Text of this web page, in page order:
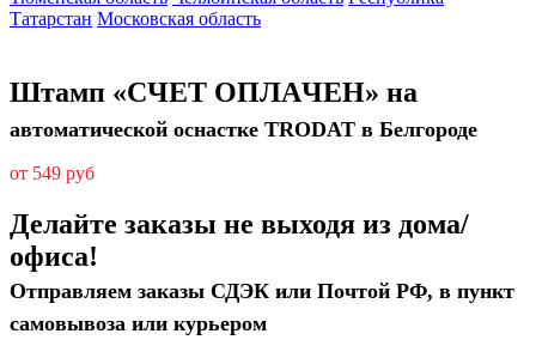
Татарстан Московская область
Штамп «СЧЕТ ОПЛАЧЕН» на
автоматической оснастке TRODAT в Белгороде
от 549 руб
Делайте заказы не выходя из дома/
офиса!
Отправляем заказы СДЭК или Почтой РФ, в пункт
самовывоза или курьером